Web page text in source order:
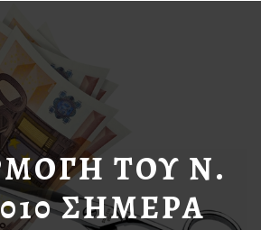
ΤΟΥ Ν.
ΣΗΜΕΡΑ